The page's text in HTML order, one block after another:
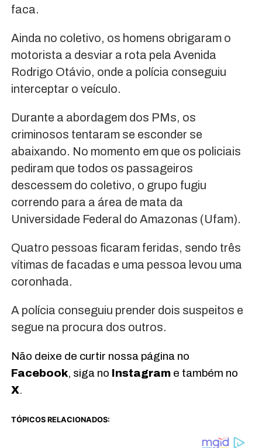
faca.
Ainda no coletivo, os homens obrigaram o
motorista a desviar a rota pela Avenida
Rodrigo Otávio, onde a polícia conseguiu
interceptar o veículo.
Durante a abordagem dos PMs, os
criminosos tentaram se esconder se
abaixando. No momento em que os policiais
pediram que todos os passageiros
descessem do coletivo, o grupo fugiu
correndo para a área de mata da
Universidade Federal do Amazonas (Ufam).
Quatro pessoas ficaram feridas, sendo três
vítimas de facadas e uma pessoa levou uma
coronhada.
A polícia conseguiu prender dois suspeitos e
segue na procura dos outros.
Não deixe de curtir nossa página no
Facebook, siga no Instagrame também no
X.
TÓPICOS RELACIONADOS: